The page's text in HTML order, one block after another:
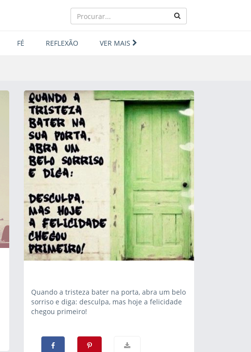
FÉ REFLEXÃO VER MAIS
Quando a tristeza bater na porta, abra um belo
sorriso e diga: desculpa, mas hoje a felicidade
chegou primeiro!